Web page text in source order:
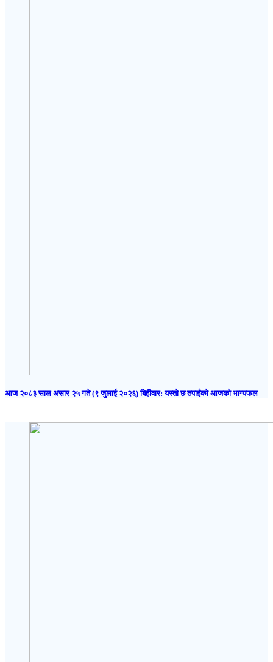
आज २०८३ साल असार २५ गते (९ जुलाई २०२६) बिहीवार: यस्तो छ तपाईंको आजको भाग्यफल